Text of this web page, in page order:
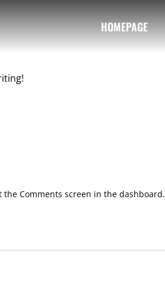
HOMEPAGE
Comments screen in the dashboard.